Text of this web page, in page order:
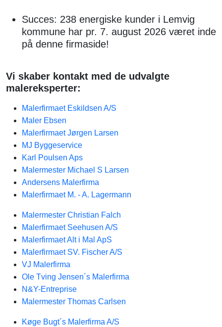
Succes: 238 energiske kunder i Lemvig
kommune har pr. 7. august 2026 været inde
på denne firmaside!
Vi skaber kontakt med de udvalgte
malereksperter:
Malerfirmaet Eskildsen A/S
Maler Ebsen
Malerfirmaet Jørgen Larsen
MJ Byggeservice
Karl Poulsen Aps
Malermester Michael S Larsen
Andersens Malerfirma
Malerfirmaet M. - A. Lagermann
Malermester Christian Falch
Malerfirmaet Seehusen A/S
Malerfirmaet Alt i Mal ApS
Malerfirmaet SV. Fischer A/S
VJ Malerfirma
Ole Tving Jensen´s Malerfirma
N&Y-Entreprise
Malermester Thomas Carlsen
Køge Bugt´s Malerfirma A/S